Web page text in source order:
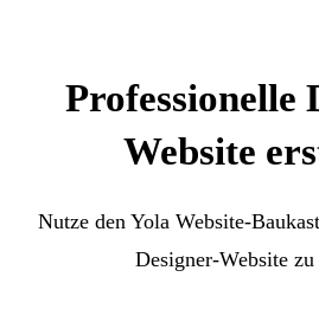
Professionelle
Website
Nutze den Yola Website-
Designer-Website zu